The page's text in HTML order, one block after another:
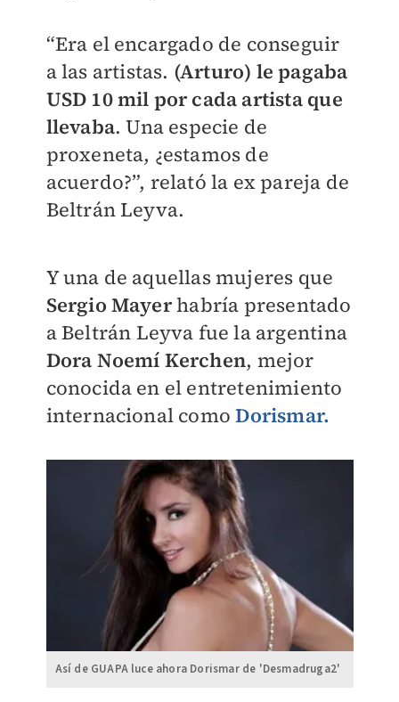
“Era el encargado de conseguir
a las artistas. (Arturo) le pagaba
USD 10 mil por cada artista que
llevaba. Una especie de
proxeneta, ¿estamos de
acuerdo?”, relató la ex pareja de
Beltrán Leyva.
Y una de aquellas mujeres que
Sergio Mayerhabría presentado
a Beltrán Leyva fue la argentina
Dora Noemí Kerchen, mejor
conocida en el entretenimiento
internacional comoDorismar.
Así de GUAPA luce ahora Dorismar de 'Desmadruga2'